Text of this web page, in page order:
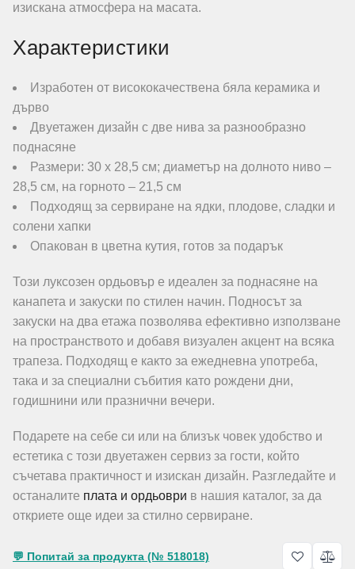
изискана атмосфера на масата.
Характеристики
Изработен от висококачествена бяла керамика и
дърво
Двуетажен дизайн с две нива за разнообразно
поднасяне
Размери: 30 х 28,5 см; диаметър на долното ниво –
28,5 см, на горното – 21,5 см
Подходящ за сервиране на ядки, плодове, сладки и
солени хапки
Опакован в цветна кутия, готов за подарък
Този луксозен ордьовър е идеален за поднасяне на
канапета и закуски по стилен начин. Подносът за
закуски на два етажа позволява ефективно използване
на пространството и добавя визуален акцент на всяка
трапеза. Подходящ е както за ежедневна употреба,
така и за специални събития като рождени дни,
годишнини или празнични вечери.
Подарете на себе си или на близък човек удобство и
естетика с този двуетажен сервиз за гости, който
съчетава практичност и изискан дизайн. Разгледайте и
останалите плата и ордьоври в нашия каталог, за да
откриете още идеи за стилно сервиране.
💬 Попитай за продукта (№ 518018)